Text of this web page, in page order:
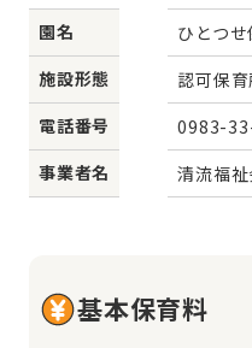
園名
ひとつ
施設形態
認可保育
電話番号
0983-
事業者名
清流福祉
基本保育料